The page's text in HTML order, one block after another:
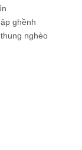
ghềnh
nghèo